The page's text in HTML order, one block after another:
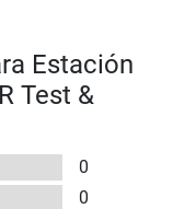
Estación
Test &
0
0